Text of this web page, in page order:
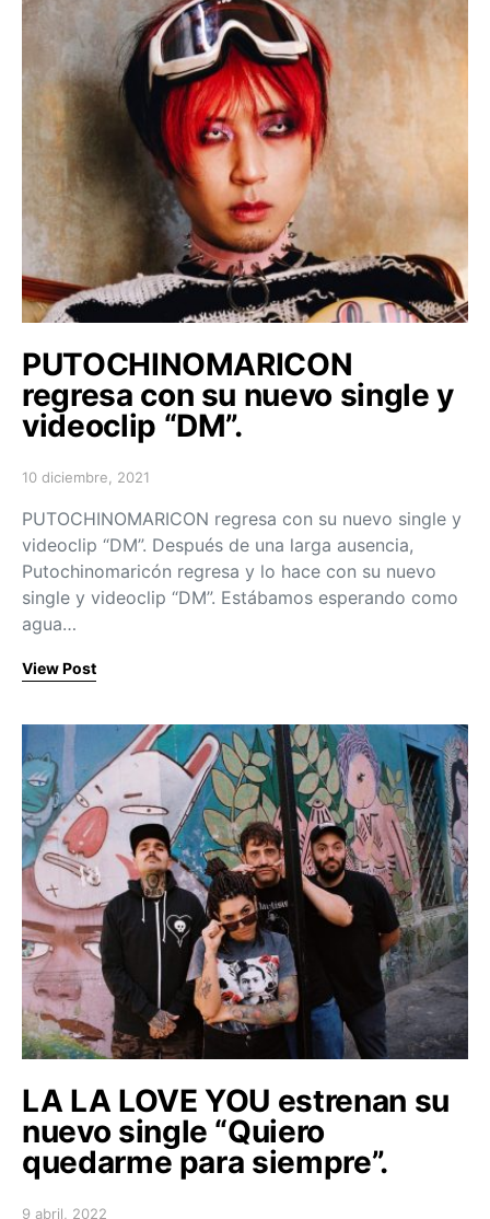
PUTOCHINOMARICON
regresa con su nuevo single y
videoclip “DM”.
Posted on
10 diciembre, 2021
PUTOCHINOMARICON regresa con su nuevo single y
videoclip “DM”. Después de una larga ausencia,
Putochinomaricón regresa y lo hace con su nuevo
single y videoclip “DM”. Estábamos esperando como
agua…
View Post
LA LA LOVE YOU estrenan su
nuevo single “Quiero
quedarme para siempre”.
9 abril, 2022